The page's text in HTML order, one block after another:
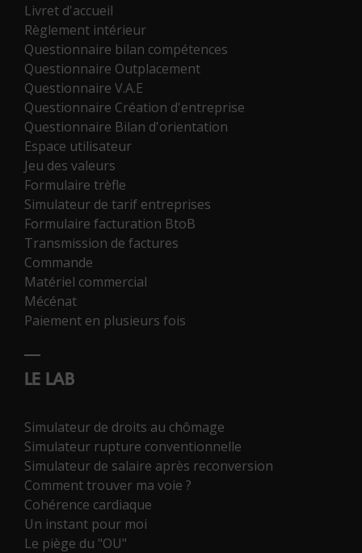
Livret d'accueil
Règlement intérieur
Questionnaire bilan compétences
Questionnaire Outplacement
Questionnaire V.A.E
Questionnaire Création d'entreprise
Questionnaire Bilan d'orientation
Espace utilisateur
Jeu des valeurs
Formulaire trèfle
Simulateur de tarif entreprises
Formulaire facturation BtoB
Transmission de factures
Commande
Matériel commercial
Mécénat
Paiement en plusieurs fois
LE LAB
Simulateur de droits au chômage
Simulateur rupture conventionnelle
Simulateur de salaire après reconversion
Comment trouver ma voie ?
Cohérence cardiaque
Un instant pour moi
Le piège du "OU"